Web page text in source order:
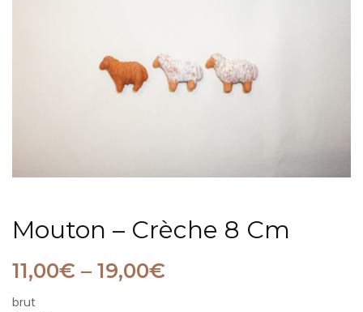
Mouton – Crèche 8 Cm
11,00€ – 19,00€
brut